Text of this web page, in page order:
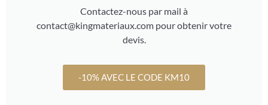
Contactez-nous par mail à
contact@kingmateriaux.com pour obtenir votre
devis.
-10% AVEC LE CODE KM10